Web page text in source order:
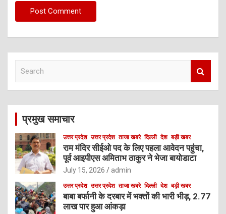
c
प्रमुख समाचार
उत्तर प्रदेश उत्तर प्रदेश ताजा खबरे दिल्ली देश बड़ी खबर
राम मंदिर सीईओ पद के लिए पहला आवेदन पहुंचा,
पूर्व आइपीएस अमिताभ ठाकुर ने भेजा बायोडाटा
July 15, 2026 admin
उत्तर प्रदेश उत्तर प्रदेश ताजा खबरे दिल्ली देश बड़ी खबर
बाबा बर्फानी के दरबार में भक्तों की भारी भीड़, 2.77
लाख पार हुआ आंकड़ा